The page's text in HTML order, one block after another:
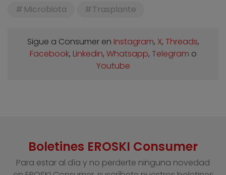
Microbiota Trasplante
Sigue a Consumer en Instagram, X, Threads,
Facebook, Linkedin, Whatsapp, Telegram o
Youtube
Boletines EROSKI Consumer
Para estar al día y no perderte ninguna novedad